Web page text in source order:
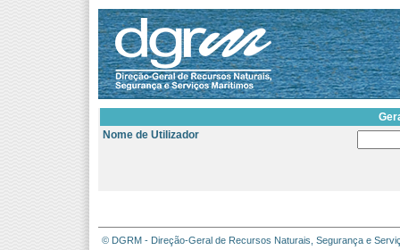
Nome de Utilizador
© DGRM - Direção-Geral de Recursos Naturais, Segurança e